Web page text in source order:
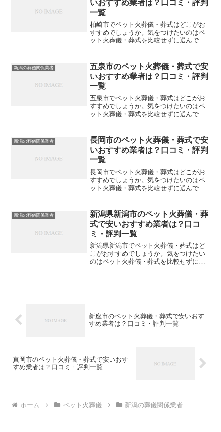
いおすすめ業者は？口コミ・評判
一覧
柏崎市でペット火葬儀・葬式はどこがお
すすめでしょうか。気をつけたいのはペ
ット火葬儀・葬式を比較せずに選んでし
や評判を一覧表にしていますので参考に
してください。※直接関係...
新潟の葬儀関係業者
五泉市のペット火葬儀・葬式で安
いおすすめ業者は？口コミ・評判
一覧
五泉市でペット火葬儀・葬式はどこがお
すすめでしょうか。気をつけたいのはペ
ット火葬儀・葬式を比較せずに選んでし
や評判を一覧表にしていますので参考に
してください。※直接関係...
新潟の葬儀関係業者
長岡市のペット火葬儀・葬式で安
いおすすめ業者は？口コミ・評判
一覧
長岡市でペット火葬儀・葬式はどこがお
すすめでしょうか。気をつけたいのはペ
ット火葬儀・葬式を比較せずに選んでし
や評判を一覧表にしていますので参考に
してください。※直接関係...
新潟の葬儀関係業者
新潟県新潟市のペット火葬儀・葬
式で安いおすすめ業者は？口コ
ミ・評判一覧
新潟県新潟市でペット火葬儀・葬式はど
こがおすすめでしょうか。気をつけたい
のはペット火葬儀・葬式を比較せずに選
新座市のペット火葬儀・葬式で安いおす
すめ業者は？口コミ・評判一覧
真岡市のペット火葬儀・葬式で安いおす
すめ業者は？口コミ・評判一覧
ホーム ペット火葬儀 新潟の葬儀関係業者